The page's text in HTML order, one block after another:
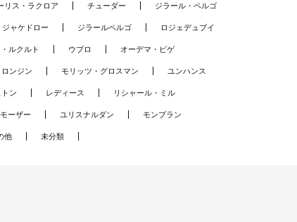
リス・ラクロア チューダー ジラール・ペルゴ
ジャケドロー ジラールペルゴ ロジェデュブイ
ルクルト ウブロ オーデマ・ピゲ
ロンジン モリッツ・グロスマン ユンハンス
ン レディース リシャール・ミル
ーザー ユリスナルダン モンブラン
他 未分類